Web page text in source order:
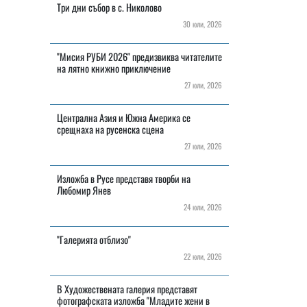
Три дни събор в с. Николово
30 юли, 2026
"Мисия РУБИ 2026" предизвиква читателите
на лятно книжно приключение
27 юли, 2026
Централна Азия и Южна Америка се
срещнаха на русенска сцена
27 юли, 2026
Изложба в Русе представя творби на
Любомир Янев
24 юли, 2026
"Галерията отблизо"
22 юли, 2026
В Художествената галерия представят
фотографската изложба "Младите жени в